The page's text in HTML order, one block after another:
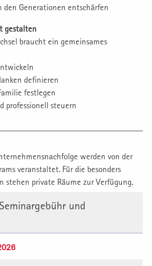
den Generationen entschärfen
gestalten
braucht ein gemeinsames
definieren
festlegen
professionell steuern
werden von der
veranstaltet. Für die besonders
stehen private Räume zur Verfügung.
und